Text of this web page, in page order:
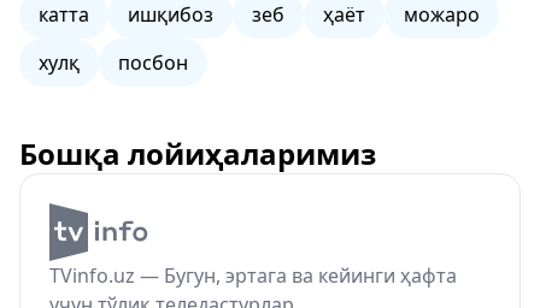
катта
ишқибоз зеб ҳаёт
можаро
хулқ
посбон
Бошқа лойиҳаларимиз
TVinfo.uz — Бугун, эртага ва кейинги ҳафта